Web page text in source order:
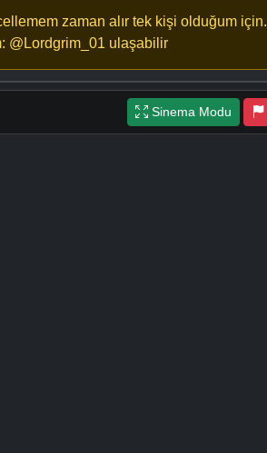
zaman alır tek kişi olduğum için.
@Lordgrim_01 ulaşabilir
Sinema Modu